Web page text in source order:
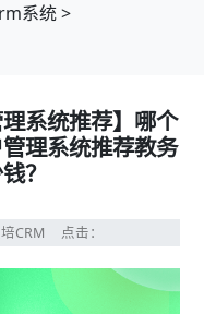
系统>
系统推荐】哪个
理系统推荐教务
？
CRM 点击：